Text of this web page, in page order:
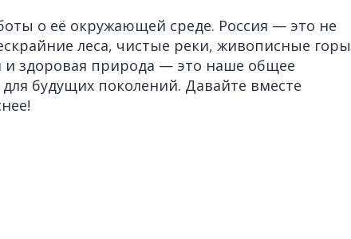
о её окружающей среде. Россия — это не
леса, чистые реки, живописные горы
и здоровая природа — это наше общее
будущих поколений. Давайте вместе